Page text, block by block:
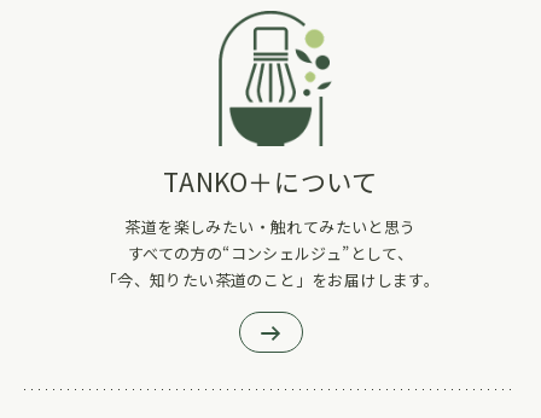
TANKO＋について
茶道を楽しみたい・触れてみたいと思う
すべての方の“コンシェルジュ”として、
「今、知りたい茶道のこと」をお届けします。